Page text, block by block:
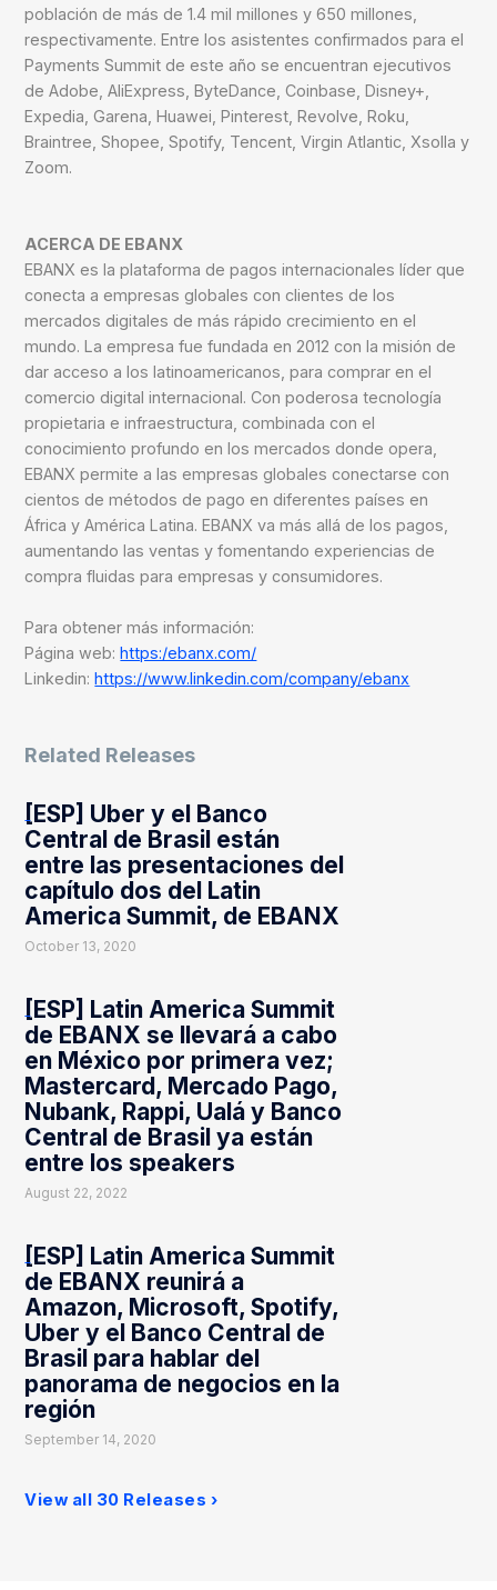
población de más de 1.4 mil millones y 650 millones,
respectivamente. Entre los asistentes confirmados para el
Payments Summit de este año se encuentran ejecutivos
de Adobe, AliExpress, ByteDance, Coinbase, Disney+,
Expedia, Garena, Huawei, Pinterest, Revolve, Roku,
Braintree, Shopee, Spotify, Tencent, Virgin Atlantic, Xsolla y
Zoom.
ACERCA DE EBANX
EBANX es la plataforma de pagos internacionales líder que
conecta a empresas globales con clientes de los
mercados digitales de más rápido crecimiento en el
mundo. La empresa fue fundada en 2012 con la misión de
dar acceso a los latinoamericanos, para comprar en el
comercio digital internacional. Con poderosa tecnología
propietaria e infraestructura, combinada con el
conocimiento profundo en los mercados donde opera,
EBANX permite a las empresas globales conectarse con
cientos de métodos de pago en diferentes países en
África y América Latina. EBANX va más allá de los pagos,
aumentando las ventas y fomentando experiencias de
compra fluidas para empresas y consumidores.
Para obtener más información:
Página web:https:/ebanx.com/
Linkedin:https://www.linkedin.com/company/ebanx
Related Releases
[ESP] Uber y el Banco
Central de Brasil están
entre las presentaciones del
capítulo dos del Latin
America Summit, de EBANX
October 13, 2020
[ESP] Latin America Summit
de EBANX se llevará a cabo
en México por primera vez;
Mastercard, Mercado Pago,
Nubank, Rappi, Ualá y Banco
Central de Brasil ya están
entre los speakers
August 22, 2022
[ESP] Latin America Summit
de EBANX reunirá a
Amazon, Microsoft, Spotify,
Uber y el Banco Central de
Brasil para hablar del
panorama de negocios en la
región
September 14, 2020
View all 30 Releases